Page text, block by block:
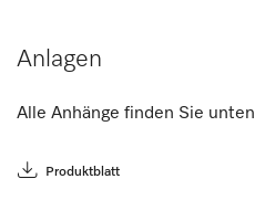
Anlagen
Alle Anhänge finden Sie unten
Produktblatt